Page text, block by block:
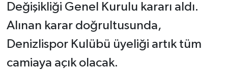
Değişikliği Genel Kurulu kararı aldı.
Alınan karar doğrultusunda,
Denizlispor Kulübü üyeliği artık tüm
camiaya açık olacak.